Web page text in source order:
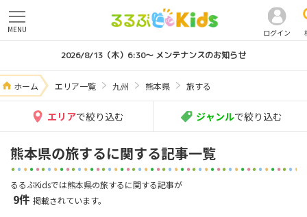
ログイン
MENU
2026/8/13（木）6:30～ メンテナンスのお知らせ
ホーム エリア一覧 九州 熊本県 旅する
エリアで絞り込む ジャンルで絞り込む
熊本県の旅するに関する記事一覧
るるぶKidsでは熊本県の旅するに関する記事が
9件 掲載されています。